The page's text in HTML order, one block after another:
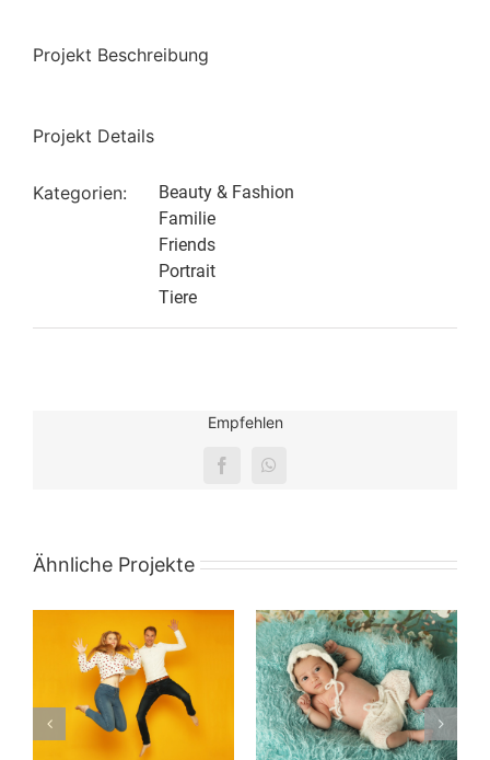
Projekt Beschreibung
Projekt Details
Kategorien:
Beauty & Fashion
Familie
Friends
Portrait
Tiere
Empfehlen
FacebookWhatsApp
Ähnliche Projekte